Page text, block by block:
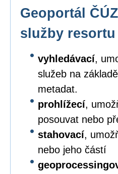
Geoportál
služby resortu
vyhledávací,
služeb na
metadat.
prohlížecí,
posouvat nebo
stahovací,
nebo jeho částí